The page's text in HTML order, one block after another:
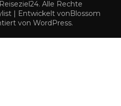
Reiseziel24. Alle Rechte
| Entwickelt vonBlossom
von WordPress.